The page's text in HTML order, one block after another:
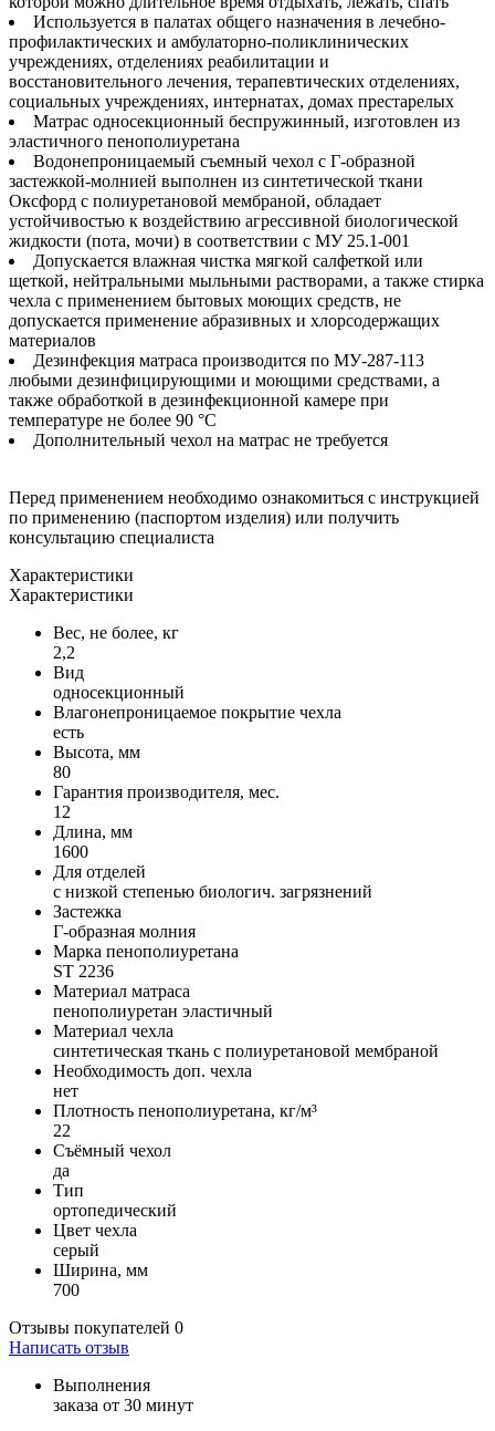
Используется в палатах общего назначения в лечебно-
профилактических и амбулаторно-поликлинических
учреждениях, отделениях реабилитации и
восстановительного лечения, терапевтических отделениях,
социальных учреждениях, интернатах, домах престарелых
Матрас односекционный беспружинный, изготовлен из
эластичного пенополиуретана
Водонепроницаемый съемный чехол с Г-образной
застежкой-молнией выполнен из синтетической ткани
Оксфорд с полиуретановой мембраной, обладает
устойчивостью к воздействию агрессивной биологической
жидкости (пота, мочи) в соответствии с МУ 25.1-001
Допускается влажная чистка мягкой салфеткой или
щеткой, нейтральными мыльными растворами, а также стирка
чехла с применением бытовых моющих средств, не
допускается применение абразивных и хлорсодержащих
материалов
Дезинфекция матраса производится по МУ-287-113
любыми дезинфицирующими и моющими средствами, а
также обработкой в дезинфекционной камере при
температуре не более 90 °C
Дополнительный чехол на матрас не требуется
Перед применением необходимо ознакомиться с инструкцией
по применению (паспортом изделия) или получить
консультацию специалиста
Характеристики
Характеристики
Вес, не более, кг
2,2
Вид
односекционный
Влагонепроницаемое покрытие чехла
есть
Высота, мм
80
Гарантия производителя, мес.
12
Длина, мм
1600
Для отделей
с низкой степенью биологич. загрязнений
Застежка
Г-образная молния
Марка пенополиуретана
ST 2236
Материал матраса
пенополиуретан эластичный
Материал чехла
синтетическая ткань с полиуретановой мембраной
Необходимость доп. чехла
нет
Плотность пенополиуретана, кг/м³
22
Съёмный чехол
да
Тип
ортопедический
Цвет чехла
серый
Ширина, мм
700
Отзывы покупателей 0
Написать отзыв
Выполнения
заказа от 30 минут